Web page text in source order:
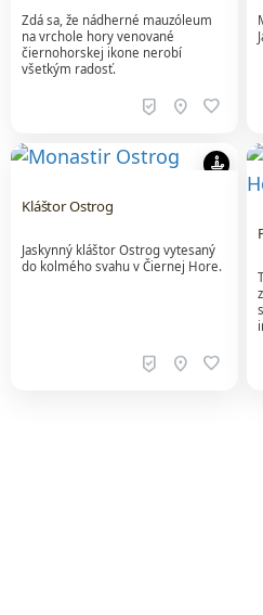
Zdá sa, že nádherné mauzóleum
na vrchole hory venované
čiernohorskej ikone nerobí
všetkým radosť.
beenhere location_on favorite
candle
Kláštor Ostrog
Jaskynný kláštor Ostrog vytesaný
do kolmého svahu v Čiernej Hore.
beenhere location_on favorite